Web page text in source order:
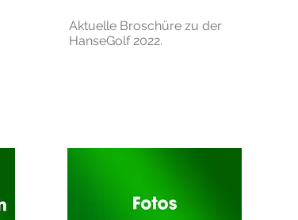
Aktuelle Broschüre zu der
HanseGolf 2022.